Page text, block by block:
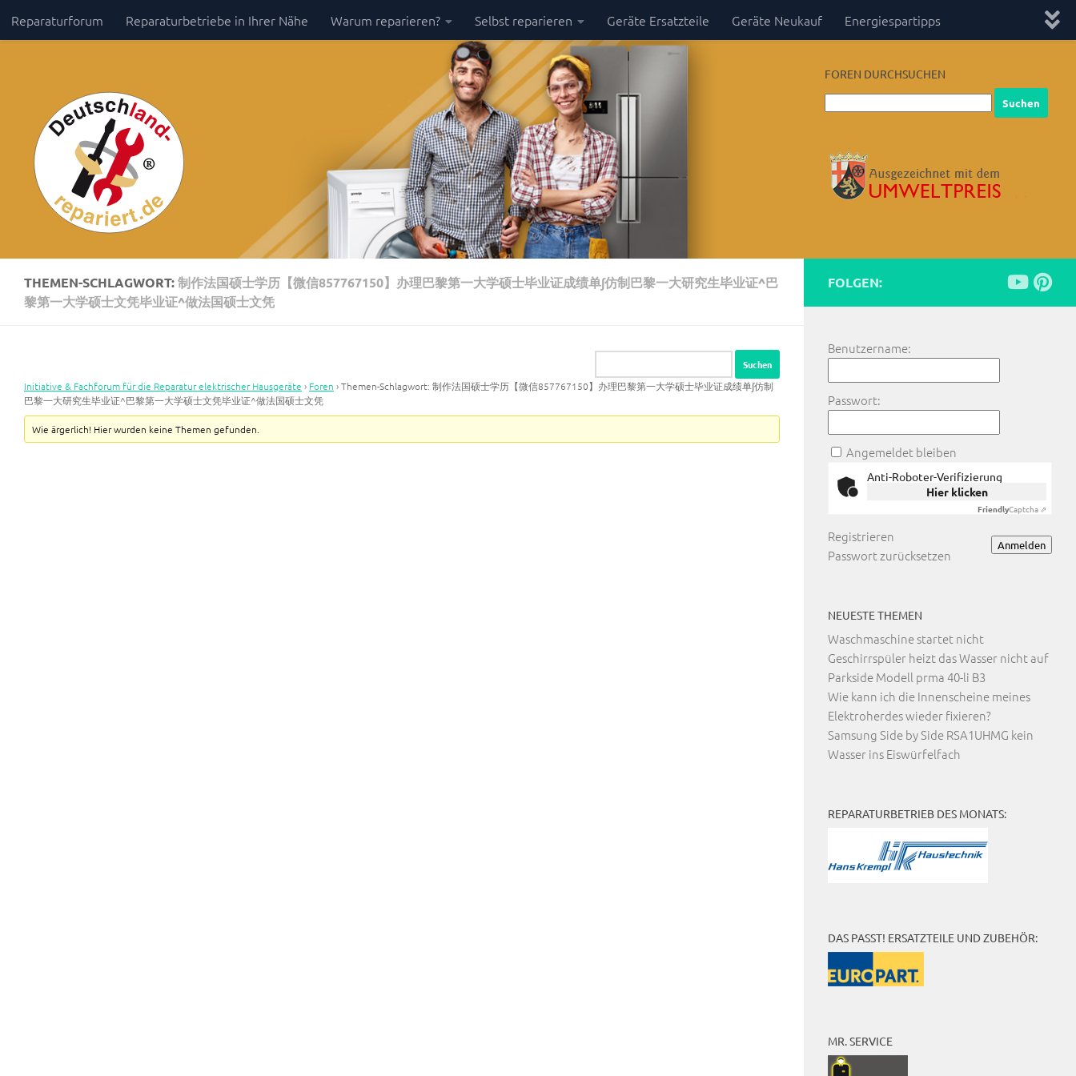
Zum Inhalt springen
Reparaturforum Reparaturbetriebe in Ihrer Nähe Warum reparieren? Selbst reparieren Geräte Ersatzteile Geräte Neukauf Energiespartipps
FOREN DURCHSUCHEN
THEMEN-SCHLAGWORT:制作法国硕士学历【微信857767150】办理巴黎第一大学硕士毕业证成绩单∫仿制巴黎一大研究生毕业证^巴
黎第一大学硕士文凭毕业证^做法国硕士文凭
Initiative & Fachforum für die Reparatur elektrischer Hausgeräte › Foren ›Themen-Schlagwort: 制作法国硕士学历【微信857767150】办理巴黎第一大学硕士毕业证成绩单∫仿制
巴黎一大研究生毕业证^巴黎第一大学硕士文凭毕业证^做法国硕士文凭
Wie ärgerlich! Hier wurden keine Themen gefunden.
FOLGEN:
Benutzername:
Passwort:
Angemeldet bleiben
Anti-Roboter-Verifizierung
Hier klicken
FriendlyCaptcha ⇗
Anmelden
Registrieren
Passwort zurücksetzen
NEUESTE THEMEN
Waschmaschine startet nicht
Geschirrspüler heizt das Wasser nicht auf
Parkside Modell prma 40-li B3
Wie kann ich die Innenscheine meines
Elektroherdes wieder fixieren?
Samsung Side by Side RSA1UHMG kein
Wasser ins Eiswürfelfach
REPARATURBETRIEB DES MONATS:
DAS PASST! ERSATZTEILE UND ZUBEHÖR:
MR. SERVICE